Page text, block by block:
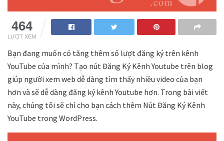
464
LƯỢT XEM
Bạn đang muốn có tăng thêm số lượt đăng ký trên kênh
YouTube của mình? Tạo nút Đăng Ký Kênh Youtube trên blog
giúp người xem web dễ dàng tìm thấy nhiều video của bạn
hơn và sẽ dễ dàng đăng ký kênh Youtube hơn. Trong bài viết
này, chúng tôi sẽ chỉ cho bạn cách thêm Nút Đăng Ký Kênh
YouTube trong WordPress.